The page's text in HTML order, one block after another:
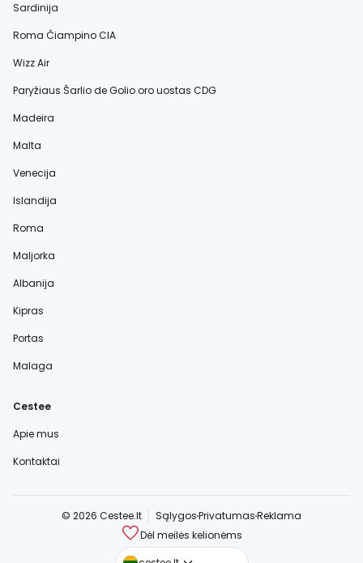
Sardinija
Roma Čiampino CIA
Wizz Air
Paryžiaus Šarlio de Golio oro uostas CDG
Madeira
Malta
Venecija
Islandija
Roma
Maljorka
Albanija
Kipras
Portas
Malaga
Cestee
Apie mus
Kontaktai
© 2026 Cestee.lt SąlygosPrivatumasReklama
Dėl meilės kelionėms
cestee.com